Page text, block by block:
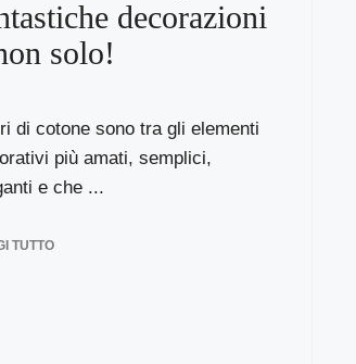
decorazioni
solo!
di cotone sono tra gli elementi
più amati, semplici,
e che ...
TUTTO